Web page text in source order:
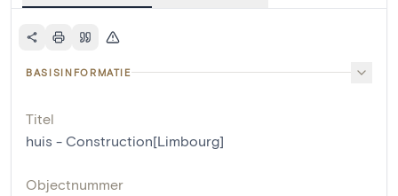
BASISINFORMATIE
Titel
huis - Construction[Limbourg]
Objectnummer